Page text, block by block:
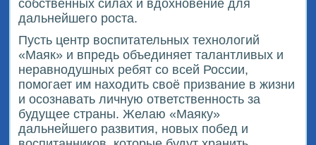
собственных силах и вдохновение для
дальнейшего роста.
Пусть центр воспитательных технологий
«Маяк» и впредь объединяет талантливых и
неравнодушных ребят со всей России,
помогает им находить своё призвание в жизни
и осознавать личную ответственность за
будущее страны. Желаю «Маяку»
дальнейшего развития, новых побед и